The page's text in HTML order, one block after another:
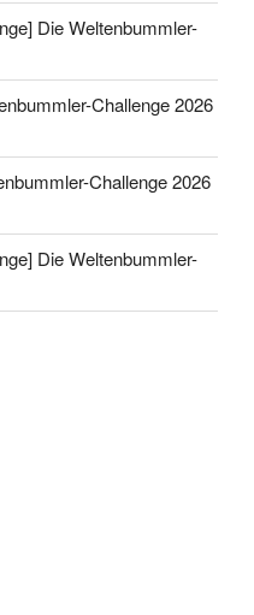
Die Weltenbummler-
Challenge 2026
Challenge 2026
Die Weltenbummler-